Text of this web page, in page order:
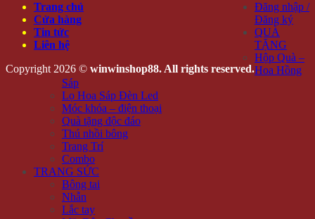
Trang chủ
Cửa hàng
Tin tức
Liên hệ
Copyright 2026 © winwinshop88. All rights reserved.
Đăng nhập /
Đăng ký
QUÀ
TẶNG
Hộp Quà –
Hoa Hồng
Sáp
Lọ Hoa Sáp Đèn Led
Móc khóa – điện thoại
Quà tặng độc đáo
Thú nhồi bông
Trang Trí
Combo
TRANG SỨC
Bông tai
Nhẫn
Lắc tay